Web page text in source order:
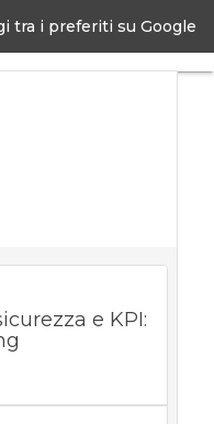
tra i preferiti su Google
e KPI: